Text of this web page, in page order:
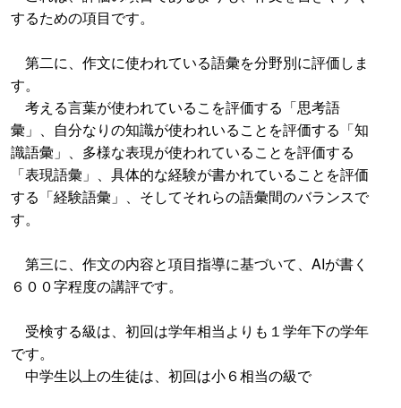
するための項目です。
第二に、作文に使われている語彙を分野別に評価しま
す。
考える言葉が使われているこを評価する「思考語
彙」、自分なりの知識が使われいることを評価する「知
識語彙」、多様な表現が使われていることを評価する
「表現語彙」、具体的な経験が書かれていることを評価
する「経験語彙」、そしてそれらの語彙間のバランスで
す。
第三に、作文の内容と項目指導に基づいて、AIが書く
６００字程度の講評です。
受検する級は、初回は学年相当よりも１学年下の学年
です。
中学生以上の生徒は、初回は小６相当の級で